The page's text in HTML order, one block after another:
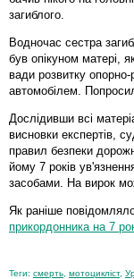
загиблого.
Водночас сестра
був опікуном матері,
вади розвитку
автомобілем.
Дослідивши всі
висновки експертів,
правил безпеки
йому 7 років
засобами. На вирок
Як раніше
прикордонника на 7
Теги: смерть мотоцикліст,